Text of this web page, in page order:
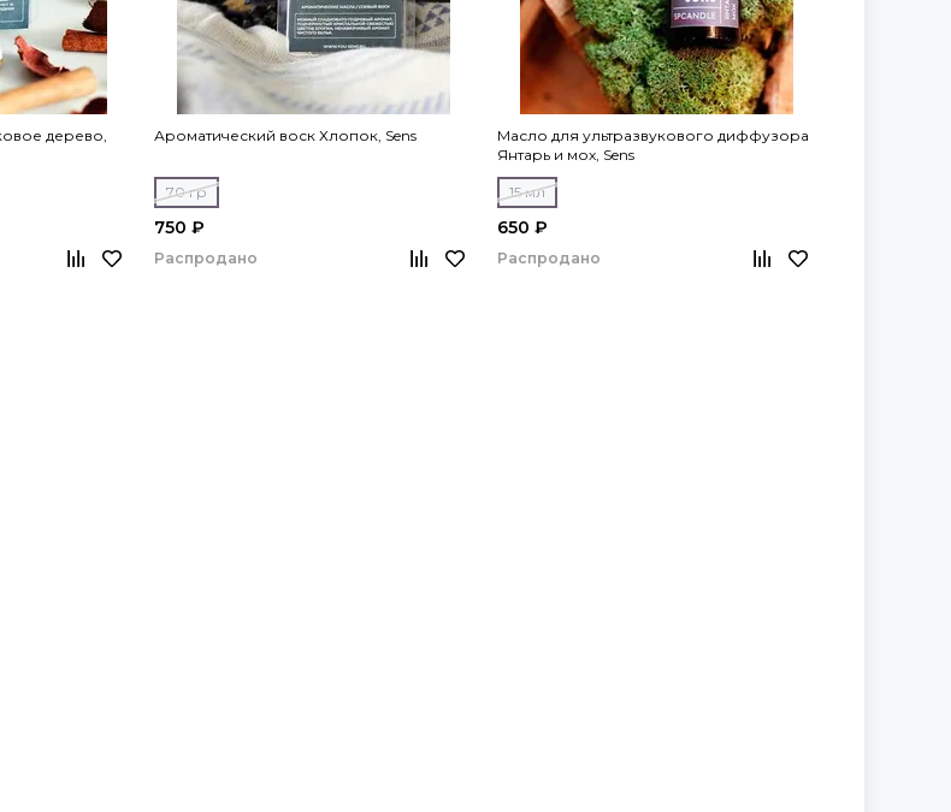
дерево,
Ароматический воск Хлопок, Sens
70 гр
750 ₽
Распродано
Масло для ультразвукового диффузора
Янтарь и мох, Sens
15 мл
650 ₽
Распродано